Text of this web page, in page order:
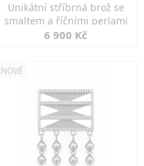
Unikátní stříbrná brož se
smaltem a říčními perlami
6 900 Kč
NOVÉ